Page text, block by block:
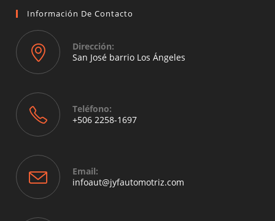
Información De Contacto
Dirección:
San José barrio Los Ángeles
new
Teléfono:
+506 2258-1697
application
Email:
infoaut@jyfautomotriz.com